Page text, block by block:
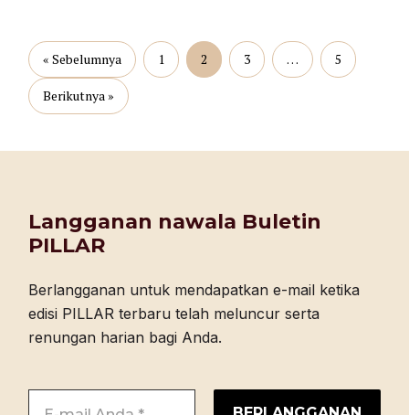
« Sebelumnya 1 2 3 … 5
Berikutnya »
Langganan nawala Buletin
PILLAR
Berlangganan untuk mendapatkan e-mail ketika
edisi PILLAR terbaru telah meluncur serta
renungan harian bagi Anda.